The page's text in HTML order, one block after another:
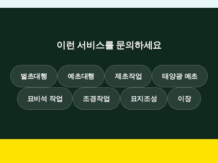
이런 서비스를 문의하세요
벌초대행 예초대행 제초작업 태양광 예초
묘비석 작업 조경작업 묘지조성 이장